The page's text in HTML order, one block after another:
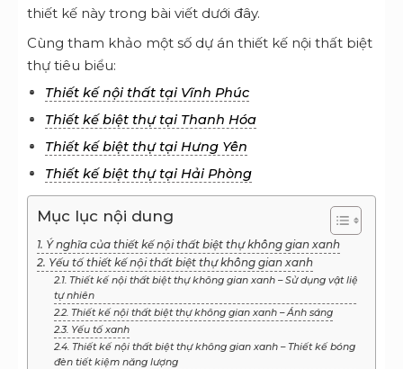
thiết kế này trong bài viết dưới đây.
Cùng tham khảo một số dự án thiết kế nội thất biệt
thự tiêu biểu:
Thiết kế nội thất tại Vĩnh Phúc
Thiết kế biệt thự tại Thanh Hóa
Thiết kế biệt thự tại Hưng Yên
Thiết kế biệt thự tại Hải Phòng
Mục lục nội dung
1. Ý nghĩa của thiết kế nội thất biệt thự không gian xanh
2. Yếu tố thiết kế nội thất biệt thự không gian xanh
2.1. Thiết kế nội thất biệt thự không gian xanh – Sử dụng vật liệu
tự nhiên
2.2. Thiết kế nội thất biệt thự không gian xanh – Ánh sáng
2.3. Yếu tố xanh
2.4. Thiết kế nội thất biệt thự không gian xanh – Thiết kế bóng
đèn tiết kiệm năng lượng